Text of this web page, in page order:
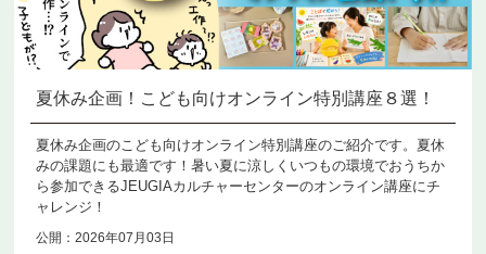
夏休み企画！こども向けオンライン特別講座８選！
夏休み企画のこども向けオンライン特別講座のご紹介です。夏休
みの課題にも最適です！暑い夏に涼しくいつもの環境でおうちか
ら参加できるJEUGIAカルチャーセンターのオンライン講座にチ
ャレンジ！
公開：2026年07月03日